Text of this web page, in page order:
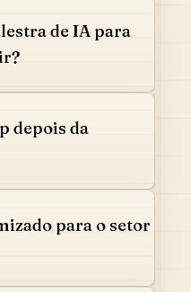
de IA para
depois da
para o setor